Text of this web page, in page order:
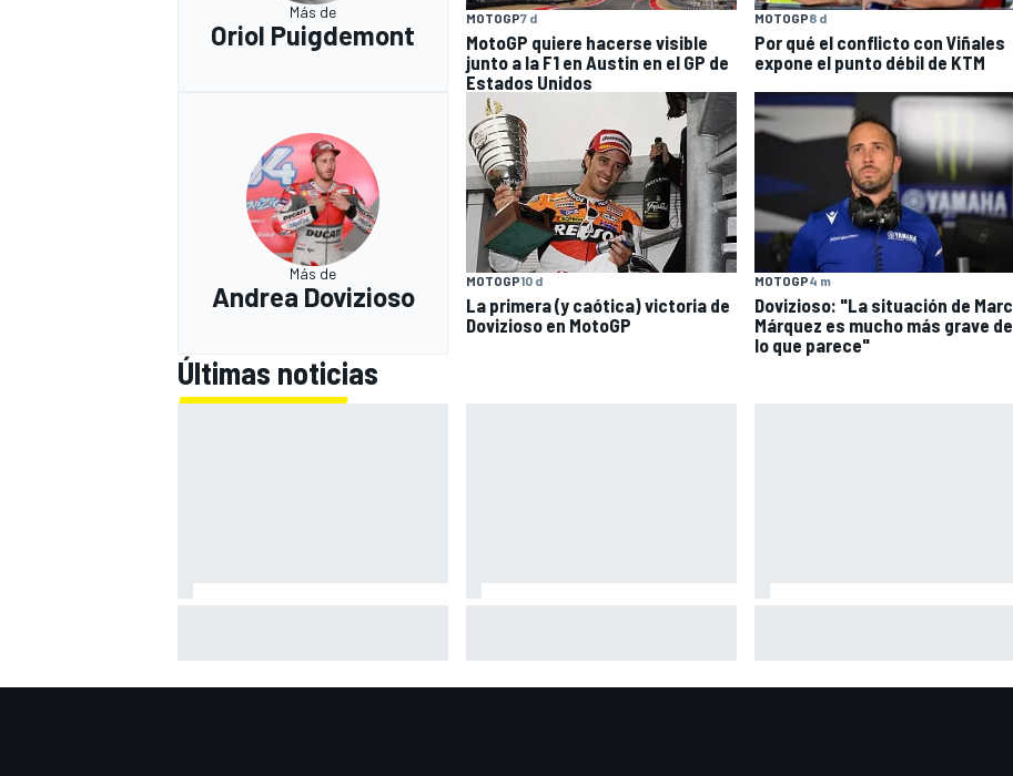
Más de
Oriol Puigdemont
MOTOGP7 d
MotoGP quiere hacerse visible
junto a la F1 en Austin en el GP de
Estados Unidos
MOTOGP8 d
Por qué el conflicto con Viñales
expone el punto débil de KTM
Más de
Andrea Dovizioso
MOTOGP10 d
La primera (y caótica) victoria de
Dovizioso en MotoGP
MOTOGP4 m
Dovizioso: "La situación de Marc
Márquez es mucho más grave de
lo que parece"
Últimas noticias
no escuche esto"